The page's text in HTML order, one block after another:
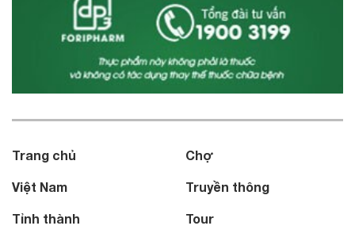
Trang chủ
Việt Nam
Tỉnh thành
Chợ
Truyền thông
Tour